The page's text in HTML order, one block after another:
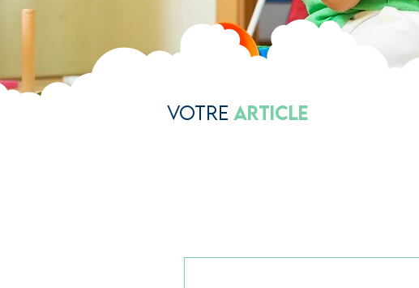
Votre Article